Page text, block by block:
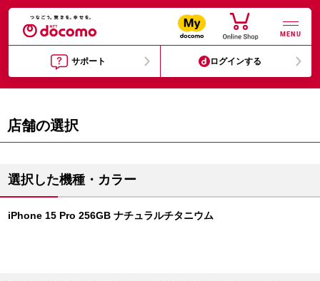
MENU
サポート ログインする
店舗の選択
選択した機種・カラー
iPhone 15 Pro 256GB ナチュラルチタニウム